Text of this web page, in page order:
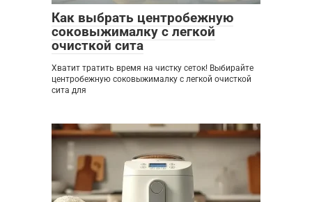
Как выбрать центробежную
соковыжималку с легкой
очисткой сита
Хватит тратить время на чистку сеток! Выбирайте
центробежную соковыжималку с легкой очисткой
сита для